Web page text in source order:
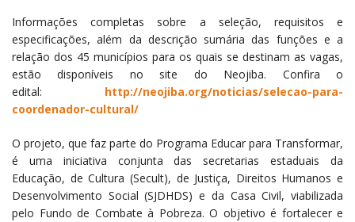
Informações completas sobre a seleção, requisitos e
especificações, além da descrição sumária das funções e a
relação dos 45 municípios para os quais se destinam as vagas,
estão disponíveis no site do Neojiba. Confira o
edital: http://neojiba.org/noticias/selecao-para-
coordenador-cultural/
O projeto, que faz parte do Programa Educar para Transformar,
é uma iniciativa conjunta das secretarias estaduais da
Educação, de Cultura (Secult), de Justiça, Direitos Humanos e
Desenvolvimento Social (SJDHDS) e da Casa Civil, viabilizada
pelo Fundo de Combate à Pobreza. O objetivo é fortalecer e